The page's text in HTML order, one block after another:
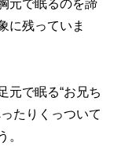
元で眠るのを諦
に残っていま
元で眠る“お兄ち
たりくっついて
。